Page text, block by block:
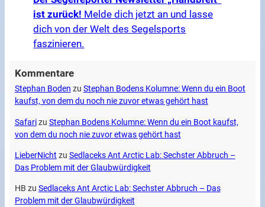
ist zurück! Melde dich jetzt an und lasse
dich von der Welt des Segelsports
faszinieren.
Kommentare
Stephan Boden zu Stephan Bodens Kolumne: Wenn du ein Boot
kaufst, von dem du noch nie zuvor etwas gehört hast
Safarizu Stephan Bodens Kolumne: Wenn du ein Boot kaufst,
von dem du noch nie zuvor etwas gehört hast
LieberNicht zu Sedlaceks Ant Arctic Lab: Sechster Abbruch –
Das Problem mit der Glaubwürdigkeit
HB zu Sedlaceks Ant Arctic Lab: Sechster Abbruch – Das
Problem mit der Glaubwürdigkeit